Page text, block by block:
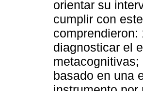
orientar su
cumplir con
diagnosticar el
basado en una